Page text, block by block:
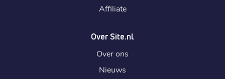
Affiliate
Over Site.nl
Over ons
Nieuws